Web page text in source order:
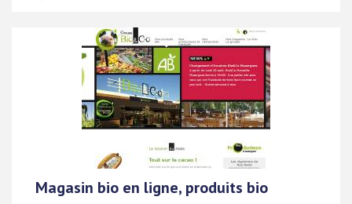
Magasin bio en ligne, produits bio